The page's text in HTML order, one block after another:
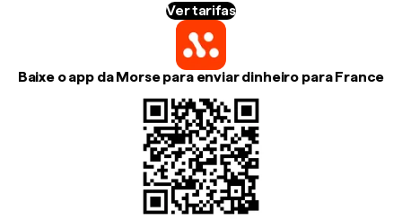
Ver tarifas
Baixe o app da Morse para enviar dinheiro para France